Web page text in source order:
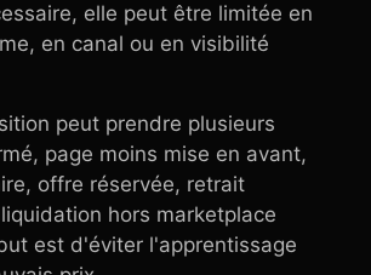
elle peut être limitée en
en canal ou en visibilité
peut prendre plusieurs
page moins mise en avant,
offre réservée, retrait
hors marketplace
est d'éviter l'apprentissage